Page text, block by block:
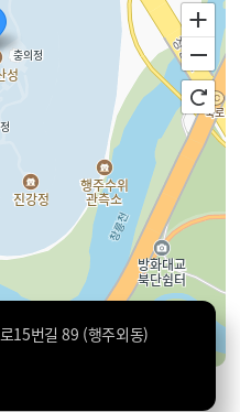
15번길 89 (행주외동)